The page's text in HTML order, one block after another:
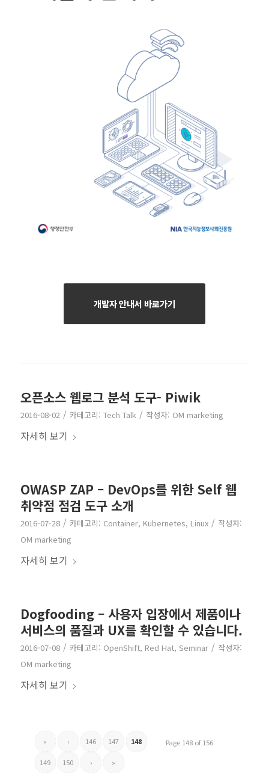
개발자 안내서 바로가기
오픈소스 웹로그 분석 도구- Piwik
2016-08-02 / 카테고리: Tech Talk / 작성자: OM marketing
자세히 보기
OWASP ZAP – DevOps를 위한 Self 웹
취약점 점검 도구 소개
2016-07-28 / 카테고리: Container, Kubernetes, Linux / 작성자:
OM marketing
자세히 보기
Dogfooding – 사용자 입장에서 제품이나
서비스의 품질과 UX를 확인할 수 있습니다.
2016-07-08 / 카테고리: OpenShift, Red Hat, Seminar / 작성자:
OM marketing
자세히 보기
Page 148 of 156
« ‹ 146 147 148
149 150 › »